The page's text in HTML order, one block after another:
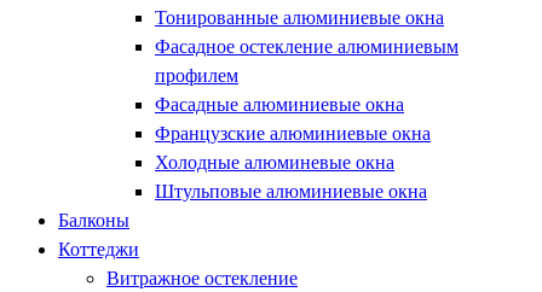
Тонированные алюминиевые окна
Фасадное остекление алюминиевым
профилем
Фасадные алюминиевые окна
Французские алюминиевые окна
Холодные алюминевые окна
Штульповые алюминиевые окна
Балконы
Коттеджи
Витражное остекление